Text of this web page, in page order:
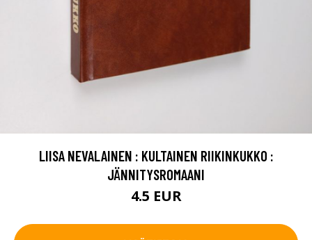
LIISA NEVALAINEN : KULTAINEN RIIKINKUKKO :
JÄNNITYSROMAANI
4.5 EUR